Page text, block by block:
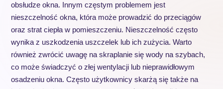
obsłudze okna. Innym częstym problemem jest
nieszczelność okna, która może prowadzić do przeciągów
oraz strat ciepła w pomieszczeniu. Nieszczelność często
wynika z uszkodzenia uszczelek lub ich zużycia. Warto
również zwrócić uwagę na skraplanie się wody na szybach,
co może świadczyć o złej wentylacji lub nieprawidłowym
osadzeniu okna. Często użytkownicy skarżą się także na